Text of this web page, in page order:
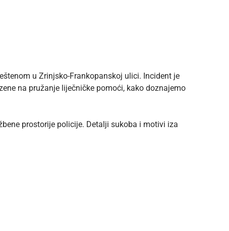
u Zrinjsko-Frankopanskoj ulici. Incident je
na pružanje liječničke pomoći, kako doznajemo
prostorije policije. Detalji sukoba i motivi iza